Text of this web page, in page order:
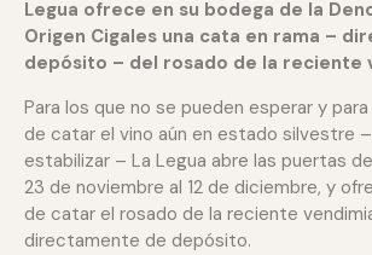
Legua ofrece en su bodega de la
Origen Cigales una cata en rama –
depósito – del rosado de la reciente
Para los que no se pueden esperar y
de catar el vino aún en estado silvestre
estabilizar – La Legua abre las puertas
23 de noviembre al 12 de diciembre, y
de catar el rosado de la reciente
directamente de depósito.